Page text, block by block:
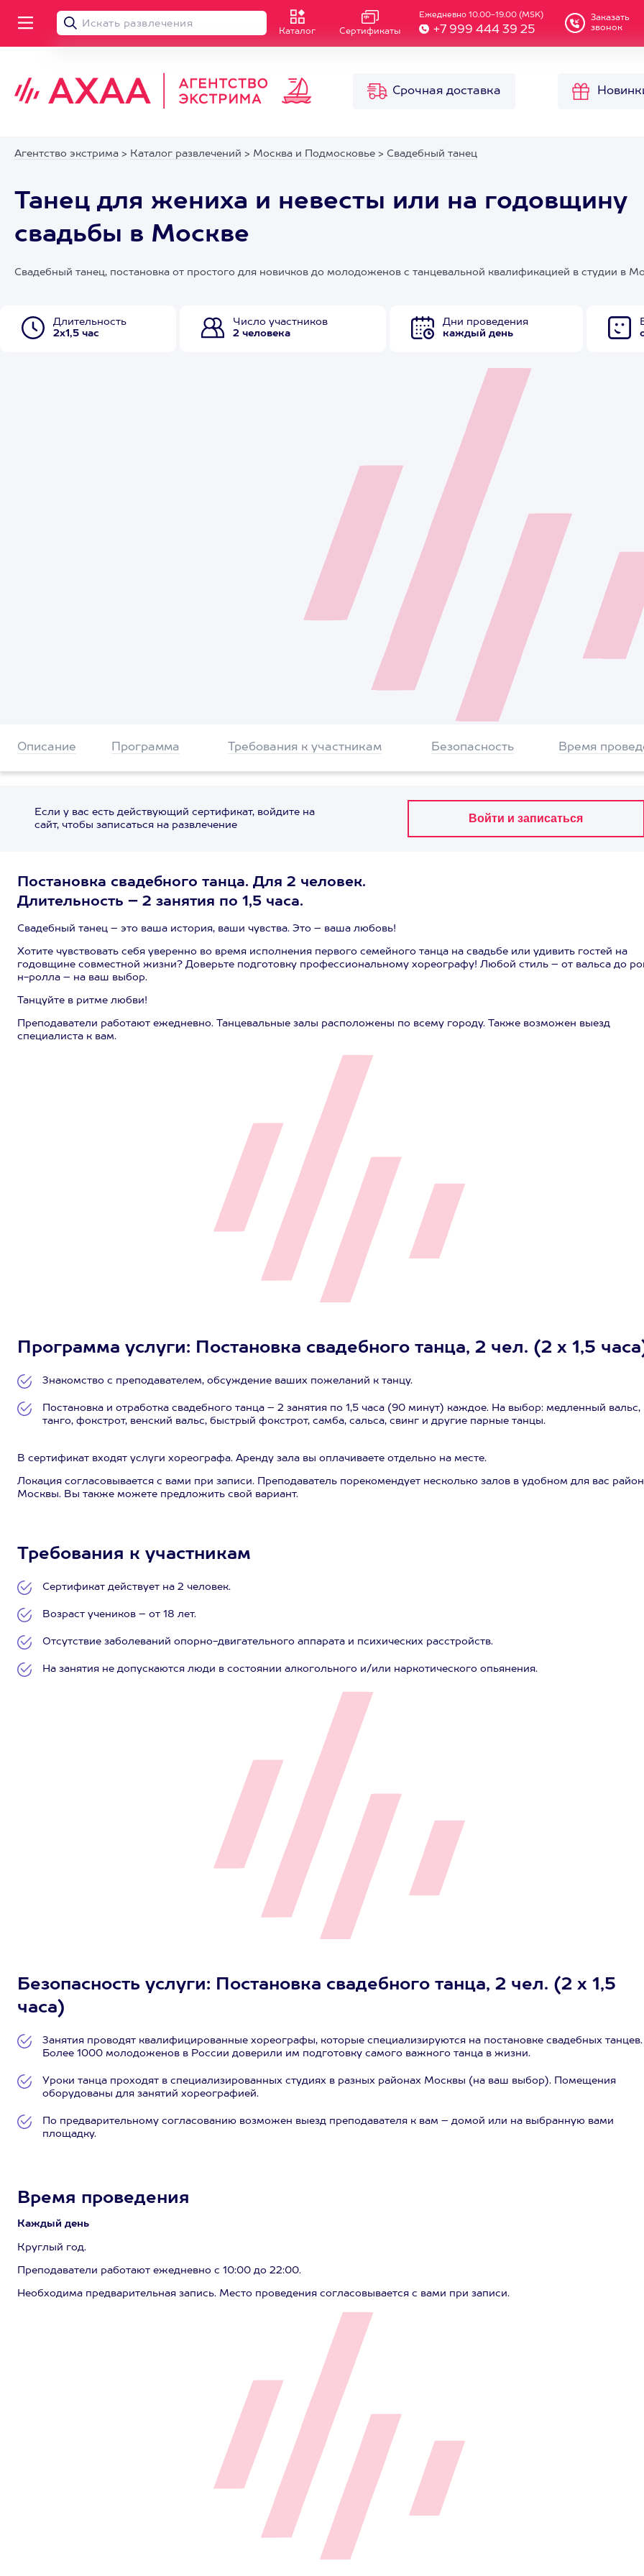
Каталог Сертификаты
Ежедневно 10.00-19.00 (MSK)
+7 999 444 39 25
Заказать
звонок
Срочная доставка
Агентство экстрима > Каталог развлечений > Москва и Подмосковье > Свадебный танец
Танец для жениха и невесты или на годовщину
свадьбы в Москве
Свадебный танец, постановка от простого для новичков до молодоженов с танцевальной квалификацией в студии в
Длительность
2х1,5 час
Число участников
2 человека
Дни проведения
каждый день
Описание Программа Требования к участникам Безопасность Время
Если у вас есть действующий сертификат, войдите на
сайт, чтобы записаться на развлечение
Постановка свадебного танца. Для 2 человек.
Длительность – 2 занятия по 1,5 часа.
Свадебный танец – это ваша история, ваши чувства. Это – ваша любовь!
Хотите чувствовать себя уверенно во время исполнения первого семейного танца на свадьбе или удивить гостей на
годовщине совместной жизни? Доверьте подготовку профессиональному хореографу! Любой стиль – от вальса до
н-ролла – на ваш выбор.
Танцуйте в ритме любви!
Преподаватели работают ежедневно. Танцевальные залы расположены по всему городу. Также возможен выезд
специалиста к вам.
Программа услуги: Постановка свадебного танца, 2 чел. (2 х 1,5
Знакомство с преподавателем, обсуждение ваших пожеланий к танцу.
Постановка и отработка свадебного танца – 2 занятия по 1,5 часа (90 минут) каждое. На выбор: медленный вальс,
танго, фокстрот, венский вальс, быстрый фокстрот, самба, сальса, свинг и другие парные танцы.
В сертификат входят услуги хореографа. Аренду зала вы оплачиваете отдельно на месте.
Локация согласовывается с вами при записи. Преподаватель порекомендует несколько залов в удобном для вас
Москвы. Вы также можете предложить свой вариант.
Требования к участникам
Сертификат действует на 2 человек.
Возраст учеников – от 18 лет.
Отсутствие заболеваний опорно-двигательного аппарата и психических расстройств.
На занятия не допускаются люди в состоянии алкогольного и/или наркотического опьянения.
Безопасность услуги: Постановка свадебного танца, 2 чел. (2 х 1,5
часа)
Занятия проводят квалифицированные хореографы, которые специализируются на постановке свадебных танцев.
Более 1000 молодоженов в России доверили им подготовку самого важного танца в жизни.
Уроки танца проходят в специализированных студиях в разных районах Москвы (на ваш выбор). Помещения
оборудованы для занятий хореографией.
По предварительному согласованию возможен выезд преподавателя к вам – домой или на выбранную вами
площадку.
Время проведения
Каждый день
Круглый год.
Преподаватели работают ежедневно с 10:00 до 22:00.
Необходима предварительная запись. Место проведения согласовывается с вами при записи.